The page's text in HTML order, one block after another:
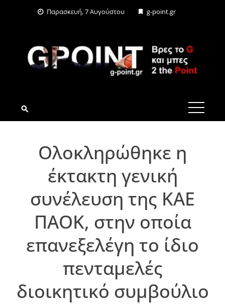
Παρασκευή, 7 Αυγούστου g-point.gr
G-POINT.GR
Ολοκληρώθηκε η
έκτακτη γενική
συνέλευση της ΚΑΕ
ΠΑΟΚ, στην οποία
επανεξελέγη το ίδιο
πενταμελές
διοικητικό συμβούλιο